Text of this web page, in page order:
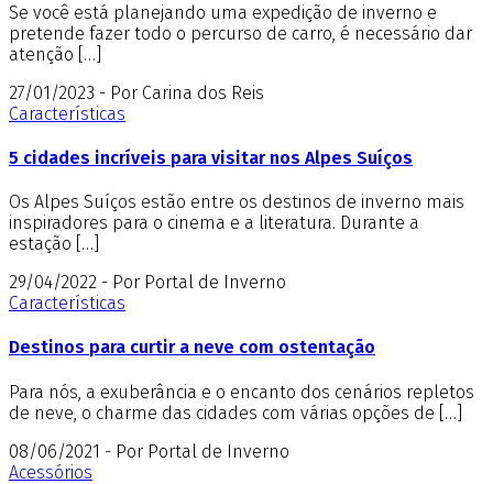
Se você está planejando uma expedição de inverno e
pretende fazer todo o percurso de carro, é necessário dar
atenção […]
27/01/2023 - Por Carina dos Reis
Características
5 cidades incríveis para visitar nos Alpes Suíços
Os Alpes Suíços estão entre os destinos de inverno mais
inspiradores para o cinema e a literatura. Durante a
estação […]
29/04/2022 - Por Portal de Inverno
Características
Destinos para curtir a neve com ostentação
Para nós, a exuberância e o encanto dos cenários repletos
de neve, o charme das cidades com várias opções de […]
08/06/2021 - Por Portal de Inverno
Acessórios